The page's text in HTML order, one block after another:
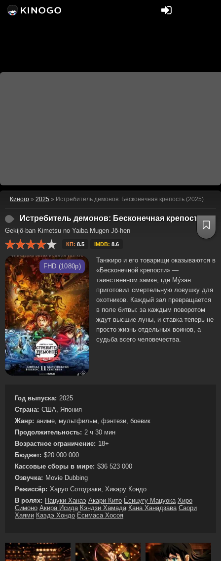
Киного » 2025 » Истребитель демонов: Бесконечная крепость (2025)
Истребитель демонов: Бесконечная крепость
Gekijô-ban Kimetsu no Yaiba Mugen Jô-hen
КП: 8.5 IMDB: 8.6
FHD (1080p)
Танжиро и его товарищи оказываются в
«Бесконечной крепости» —
таинственном замке, где Му́зан
приготовил смертельную ловушку для
охотников. Каждый зал превращается
в поле битвы: за каждым поворотом
ждут высшие луны, и ставка теперь не
просто жизнь отдельных воинов, а
судьба всего человечества.
Год выпуска: 2025
Страна: США, Япония
Жанр: аниме, мультфильм, фэнтези, боевик
Продолжительность: 2 ч 30 мин
Возрастное ограничение: 18+
Бюджет: $20 000 000
Кассовые сборы в мире: $36 523 000
Озвучка: Movie Dubbing
Режиссёр: Харуо Сотодзаки, Хикару Кондо
В ролях: Нацуки Ханаэ Акари Кито Ёсицугу Мацуока Хиро
Симоно Акира Исида Кэндзи Хамада Кана Ханадзава Саори
Хаями Каэдэ Хондо Ёсимаса Хосоя